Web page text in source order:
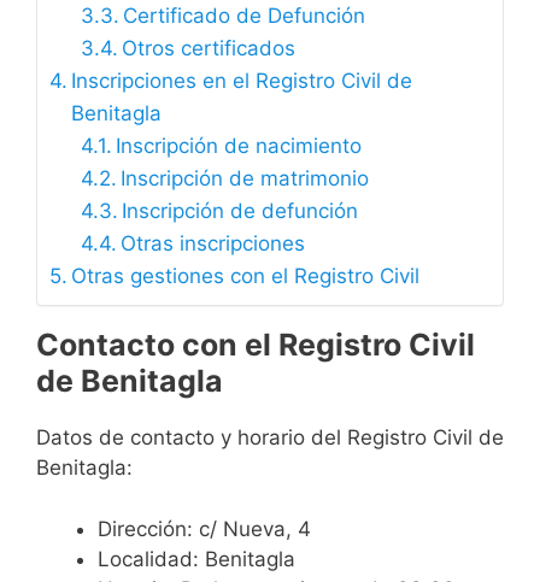
Certificado de Defunción
Otros certificados
Inscripciones en el Registro Civil de
Benitagla
Inscripción de nacimiento
Inscripción de matrimonio
Inscripción de defunción
Otras inscripciones
Otras gestiones con el Registro Civil
Contacto con el Registro Civil
de Benitagla
Datos de contacto y horario del Registro Civil de
Benitagla:
Dirección: c/ Nueva, 4
Localidad: Benitagla